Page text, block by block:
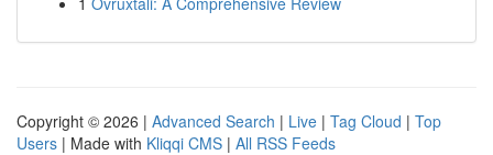
Copyright © 2026 | Advanced Search | Live | Tag Cloud | Top
Users | Made with Kliqqi CMS | All RSS Feeds